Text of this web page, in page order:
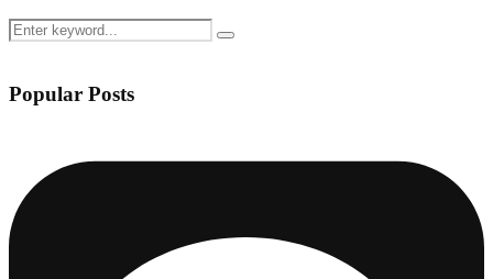
Search
for:
Search
Popular Posts